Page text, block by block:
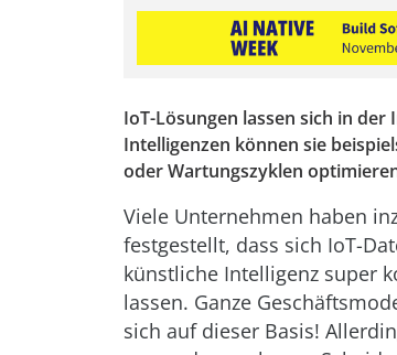
IoT-Lösungen lassen sich in
Intelligenzen können sie
oder Wartungszyklen
Viele Unternehmen haben
festgestellt, dass sich IoT-
künstliche Intelligenz super
lassen. Ganze
sich auf dieser Basis!